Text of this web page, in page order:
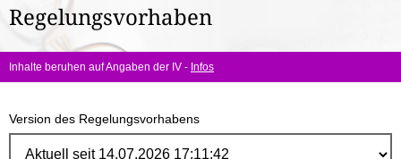
hier:
Regelungsvorhaben
Inhalte beruhen auf Angaben der IV - Infos
Version des Regelungsvorhabens